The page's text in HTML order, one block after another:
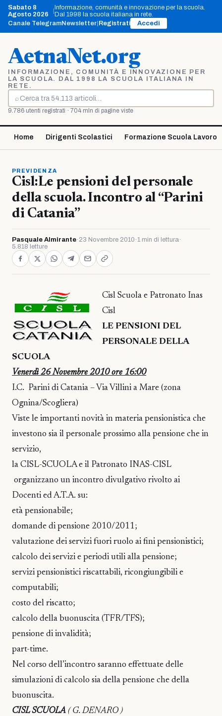
Vai
contenuto
Sabato 8
Agosto 2026
Informazione, comunità e innovazione per la scuola.
Dal 1998 la scuola italiana in rete.
Canale TelegramNewsletter Registrati Accedi
AetnaNet.org
INFORMAZIONE, COMUNITÀ E INNOVAZIONE PER
LA SCUOLA. DAL 1998 LA SCUOLA ITALIANA IN
RETE.
⌕
Cerca
9.786 utenti registrati · 704 mln di pagine viste
Home Dirigenti Scolastici Formazione Scuola Lavoro
PREVIDENZA
Cisl:Le pensioni del personale
della scuola. Incontro al “Parini
di Catania”
Pasquale Almirante· 23 Novembre 2010 ·1 min di lettura·
5.818 letture
Cisl Scuola e Patronato Inas
Cisl
LE PENSIONI DEL
PERSONALE DELLA
SCUOLA
Venerdì 26 Novembre 2010 ore 16:00
I.C. Parini di Catania – Via Villini a Mare (zona
Ognina/Scogliera)
Viste le importanti novità in materia pensionistica che
investono sia il personale prossimo alla pensione che in
servizio,
la CISL-SCUOLA e il Patronato INAS-CISL
organizzano un incontro divulgativo rivolto ai
Docenti ed A.T.A. su:
età pensionabile;
domande di pensione 2010/2011;
valutazione dei servizi fuori ruolo ai fini pensionistici;
calcolo dei servizi e periodi utili alla pensione;
servizi pensionistici riscattabili, ricongiungibili e
computabili;
costo del riscatto;
calcolo della buonuscita (TFR/TFS);
pensione di invalidità;
part-time.
Nel corso dell’incontro saranno effettuate delle
simulazioni di calcolo sia della pensione che della
buonuscita.
CISL SCUOLA ( G. DENARO )